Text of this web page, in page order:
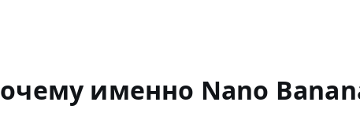
с фотоименно Nano